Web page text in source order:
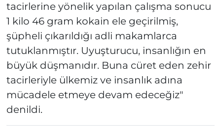
tacirlerine yönelik yapılan çalışma sonucu
1 kilo 46 gram kokain ele geçirilmiş,
şüpheli çıkarıldığı adli makamlarca
tutuklanmıştır. Uyuşturucu, insanlığın en
büyük düşmanıdır. Buna cüret eden zehir
tacirleriyle ülkemiz ve insanlık adına
mücadele etmeye devam edeceğiz"
denildi.